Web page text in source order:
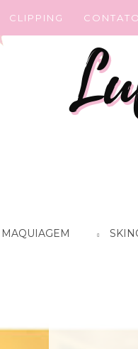
CLIPPING
MAQUIAGEM